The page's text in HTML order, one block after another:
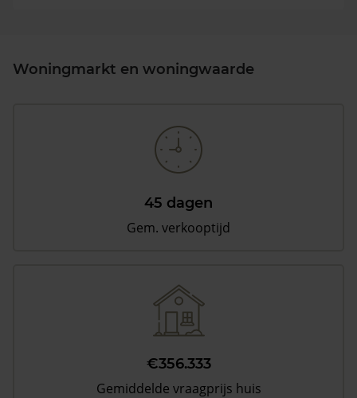
Woningmarkt en woningwaarde
45 dagen
Gem. verkooptijd
€356.333
Gemiddelde vraagprijs huis